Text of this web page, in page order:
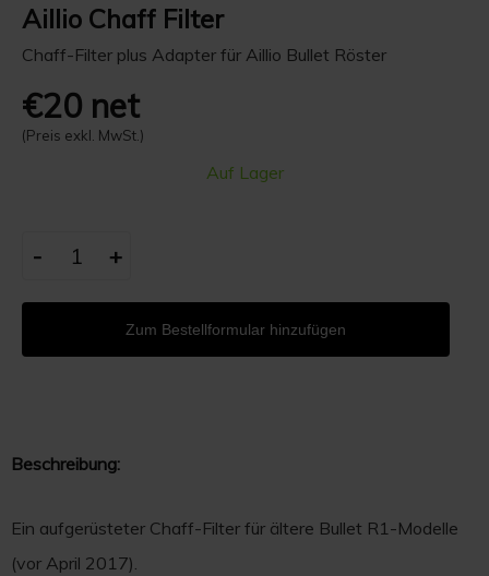
Aillio Chaff Filter
Chaff-Filter plus Adapter für Aillio Bullet Röster
€20 net
(Preis exkl. MwSt.)
Auf Lager
Zum Bestellformular hinzufügen
- +
Beschreibung:
Ein aufgerüsteter Chaff-Filter für ältere Bullet R1-Modelle
(vor April 2017).